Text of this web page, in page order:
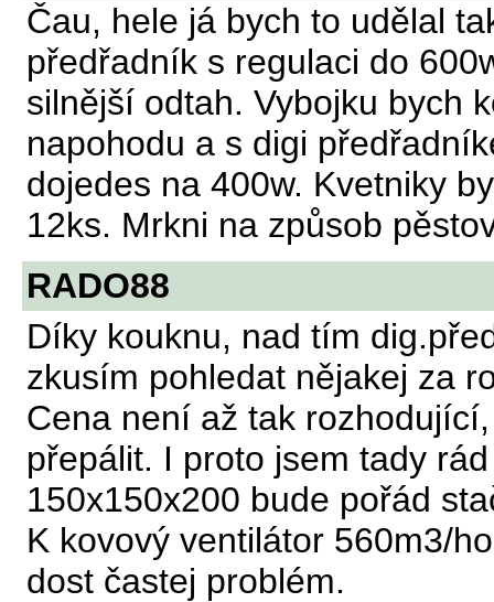
Čau, hele já bych to udělal
předřadník s regulaci do
silnější odtah. Vybojku bych
napohodu a s digi
dojedes na 400w. Kvetniky
12ks. Mrkni na způsob
RADO88
Díky kouknu, nad tím
zkusím pohledat nějakej za
Cena není až tak
přepálit. I proto jsem tady
150x150x200 bude pořád
K kovový ventilátor 560m3/
dost častej problém.